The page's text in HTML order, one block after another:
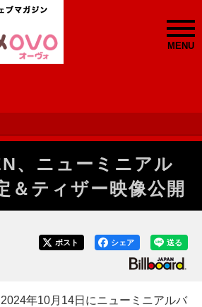
MENU
、ニューミニアル
＆ティザー映像公開
送る
シェア
ポスト
年10月14日にニューミニアルバ